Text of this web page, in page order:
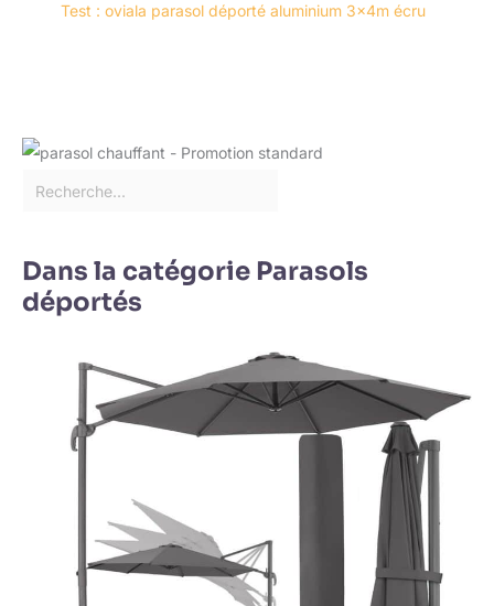
Test : oviala parasol déporté aluminium 3x4m écru
Dans la catégorie Parasols
déportés